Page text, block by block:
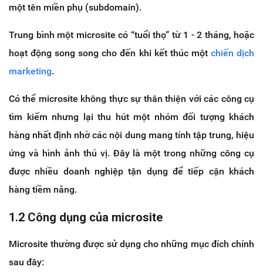
một tên miền phụ (subdomain).
Trung bình một microsite có “tuổi thọ” từ 1 - 2 tháng, hoặc
hoạt động song song cho đến khi kết thúc một chiến dịch
marketing.
Có thể microsite không thực sự thân thiện với các công cụ
tìm kiếm nhưng lại thu hút một nhóm đối tượng khách
hàng nhất định nhờ các nội dung mang tính tập trung, hiệu
ứng và hình ảnh thú vị. Đây là một trong những công cụ
được nhiều doanh nghiệp tận dụng để tiếp cận khách
hàng tiềm năng.
1.2 Công dụng của microsite
Microsite thường được sử dụng cho những mục đích chính
sau đây: